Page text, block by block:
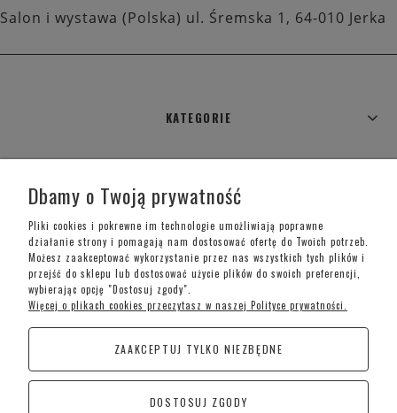
Salon i wystawa (Polska) ul. Śremska 1, 64-010 Jerka
KATEGORIE
MOJE KONTO
INFORMACJE O SKLEPIE
Telefon kontaktowy –+48 697 733 970
Poniedziałek-Piątek: 09:00 - 19:00,
Sobota: 09:00-15:00
Dbamy o Twoją prywatność
Pliki cookies i pokrewne im technologie umożliwiają poprawne
działanie strony i pomagają nam dostosować ofertę do Twoich potrzeb.
Możesz zaakceptować wykorzystanie przez nas wszystkich tych plików i
przejść do sklepu lub dostosować użycie plików do swoich preferencji,
wybierając opcję "Dostosuj zgody".
Więcej o plikach cookies przeczytasz w naszej Polityce prywatności.
ZAAKCEPTUJ TYLKO NIEZBĘDNE
DOSTOSUJ ZGODY